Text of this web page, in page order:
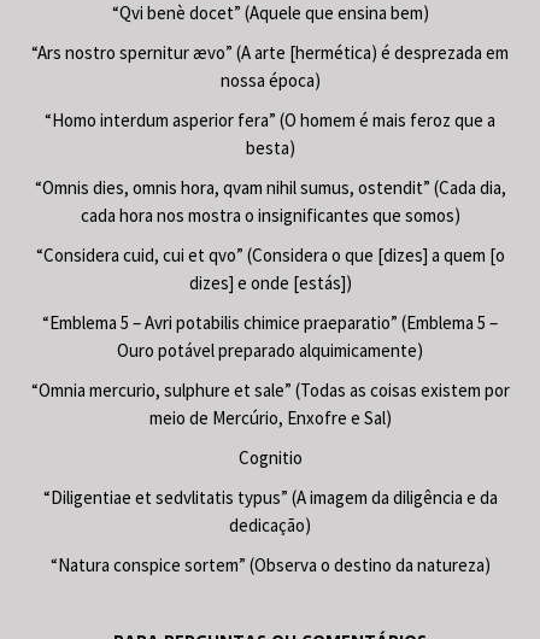
“Qvi benè docet” (Aquele que ensina bem)
“Ars nostro spernitur ævo” (A arte [hermética) é desprezada em
nossa época)
“Homo interdum asperior fera” (O homem é mais feroz que a
besta)
“Omnis dies, omnis hora, qvam nihil sumus, ostendit” (Cada dia,
cada hora nos mostra o insignificantes que somos)
“Considera cuid, cui et qvo” (Considera o que [dizes] a quem [o
dizes] e onde [estás])
“Emblema 5 – Avri potabilis chimice praeparatio” (Emblema 5 –
Ouro potável preparado alquimicamente)
“Omnia mercurio, sulphure et sale” (Todas as coisas existem por
meio de Mercúrio, Enxofre e Sal)
Cognitio
“Diligentiae et sedvlitatis typus” (A imagem da diligência e da
dedicação)
“Natura conspice sortem” (Observa o destino da natureza)